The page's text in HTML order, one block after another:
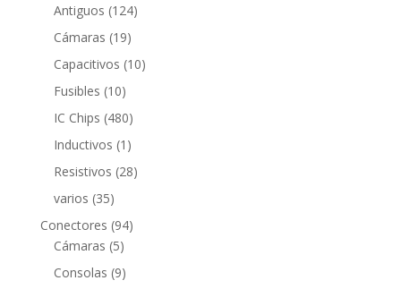
Antiguos 124124
Cámaras 1919
productos
Capacitivos 1010
Fusibles 1010
productos
IC Chips 480480
productos
Inductivos 1 1
producto
Resistivos 2828
varios 3535
productos
Conectores 9494
Cámaras 55
productos
Consolas 99